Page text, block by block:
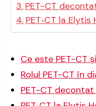
PET-CT
PET‑CT la
Ce este PET-CT
Rolul PET-CT în
PET-CT